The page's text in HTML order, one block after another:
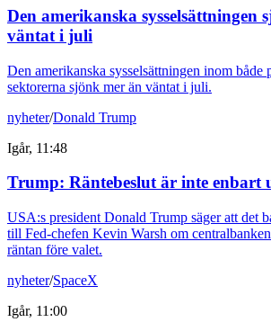
Den amerikanska sysselsättningen
väntat i juli
Den amerikanska sysselsättningen inom både
sektorerna sjönk mer än väntat i juli.
nyheter/Donald Trump
Igår, 11:48
Trump: Räntebeslut är inte enbart
USA:s president Donald Trump säger att det
till Fed-chefen Kevin Warsh om
räntan före valet.
nyheter/SpaceX
Igår, 11:00